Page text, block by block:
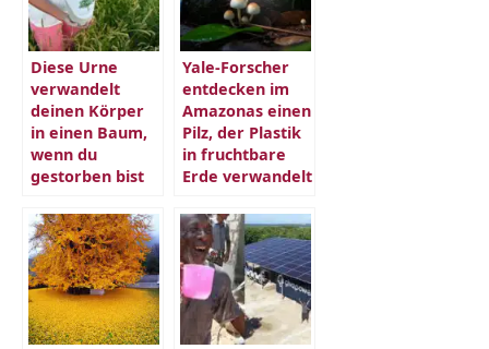
Diese Urne
verwandelt
deinen Körper
in einen Baum,
wenn du
gestorben bist
Yale-Forscher
entdecken im
Amazonas einen
Pilz, der Plastik
in fruchtbare
Erde verwandelt